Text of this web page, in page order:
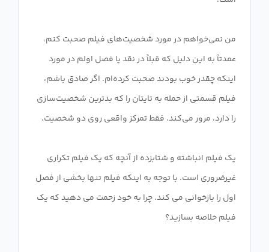
من نمی‌خواهم در مورد شخصیت‌های فیلم صحبت کنم،
عمدتاً به این دلیل که قبلاً در نقد یا فصل اولم در مورد
اینکه چقدر خوب بودند صحبت کرده‌ام. اگر صادق باشم،
فیلم قسمتی از حمله به تایتان را که بدترین شخصیت‌سازی
یک فیلم انباشته و شتابزده از آنچه که یک فیلم تکراری
غیرضروری است. با توجه به اینکه فیلم تنها بخشی از فصل
اول را بازخوانی می کند. چرا به خود زحمت می دهید که یک